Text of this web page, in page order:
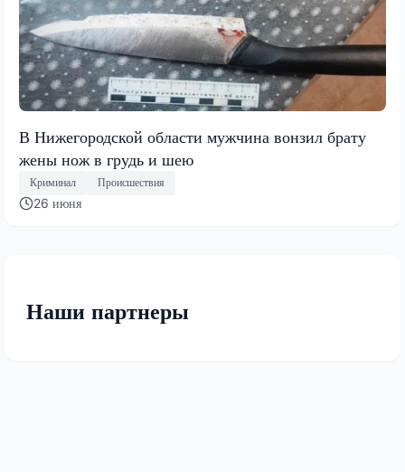
В Нижегородской области мужчина вонзил брату
жены нож в грудь и шею
Криминал Происшествия
26 июня
Наши партнеры